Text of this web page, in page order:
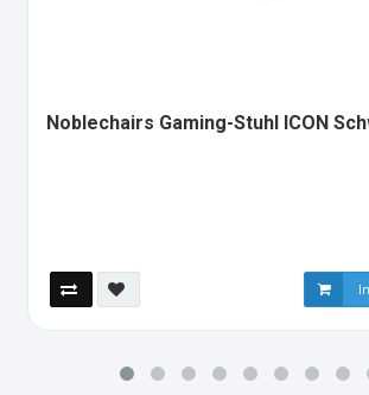
Noblechairs Gaming-Stuhl ICON